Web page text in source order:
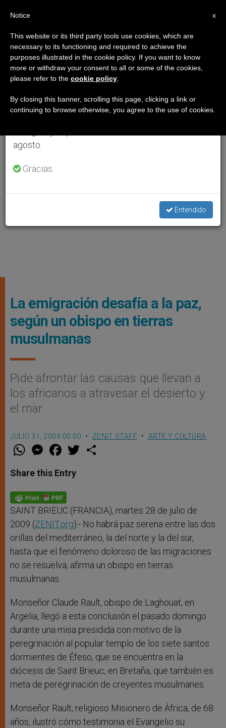
La emigración desafía a la paz,
según un obispo en tierras
musulmanas
Pide afrontar las causas que llevan a
los africanos a atravesar el desierto y
el mar
JULIO 31, 2009 00:00 ZENIT STAFF ARTE Y CULTURA
W
t
s
p
p
M
e
s
e
g
e
r
F
a
e
b
o
k
w
Share this Entry
SAINT BRIEUC (FRANCIA), martes 28 de julio de
2009 (ZENIT.org).- No habrá paz serena entre las dos
orillas del mediterráneo, la del norte y la del sur,
hasta que el fenómeno doloroso de las migraciones
no se resuelva, afirma un obispo en tierras
musulmanas.
Monseñor Claude Rault, obispo de Laghouat, en
Argelia, llegó a esta conclusión el pasado domingo
durante una misa presidida con motivo de la
peregrinación al popular templo de los siete santos
dormientes de Éfeso, que se encuentra en la
diócesis de Saint Brieuc, en Bretaña, que también es
meta de peregrinación de creyentes musulmanes.
Monseñor Rault, religioso Misionero de África, de 68
años, ilustró cómo testimonia el Evangelio su
×
Aviso importante
Del 27 de julio al 7 de agosto haremos la pausa
anual, aprovechando que en el periodo de verano
se generan menos informaciones y también el
agosto.
Gracias.
Entendido
x
Notice
This website or its third party tools use cookies, which are
necessary to its functioning and required to achieve the
purposes illustrated in the cookie policy. If you want to know
more or withdraw your consent to all or some of the cookies,
please refer to the cookie policy
By closing this banner, scrolling this page, clicking a link or
continuing to browse otherwise, you agree to the use of cookies.